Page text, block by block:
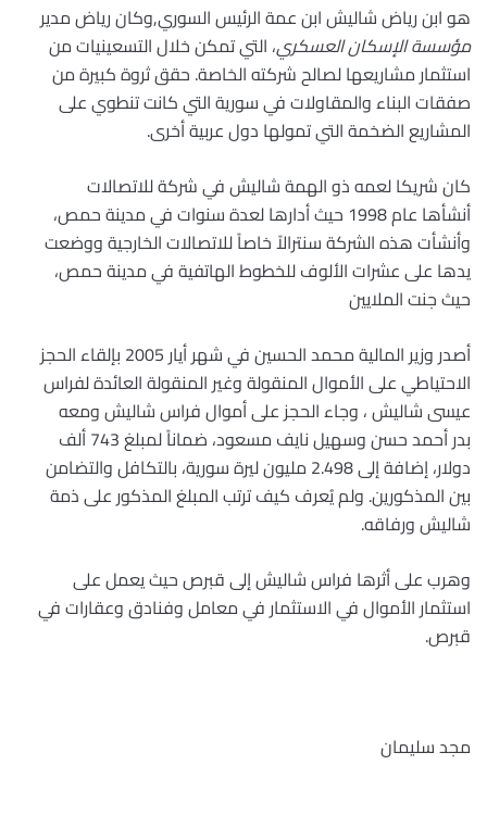
هو ابن رياض شاليش ابن عمة الرئيس السوري,وكان رياض مدير
مؤسسة الإسكان العسكري، التي تمكن خلال التسعينيات من
استثمار مشاريعها لصالح شركته الخاصة. حقق ثروة كبيرة من
صفقات البناء والمقاولات في سورية التي كانت تنطوي على
المشاريع الضخمة التي تمولها دول عربية أخرى.
كان شريكا لعمه ذو الهمة شاليش في شركة للاتصالات
أنشأها عام 1998 حيث أدارها لعدة سنوات في مدينة حمص،
وأنشأت هذه الشركة سنترالاً خاصاً للاتصالات الخارجية ووضعت
يدها على عشرات الألوف للخطوط الهاتفية في مدينة حمص،
حيث جنت الملايين
أصدر وزير المالية محمد الحسين في شهر أيار 2005 بإلقاء الحجز
الاحتياطي على الأموال المنقولة وغير المنقولة العائدة لفراس
عيسى شاليش ، وجاء الحجز على أموال فراس شاليش ومعه
بدر أحمد حسن وسهيل نايف مسعود، ضماناً لمبلغ 743 ألف
دولار، إضافة إلى 2.498 مليون ليرة سورية، بالتكافل والتضامن
بين المذكورين. ولم يُعرف كيف ترتب المبلغ المذكور على ذمة
شاليش ورفاقه.
وهرب على أثرها فراس شاليش إلى قبرص حيث يعمل على
استثمار الأموال في الاستثمار في معامل وفنادق وعقارات في
قبرص.
مجد سليمان